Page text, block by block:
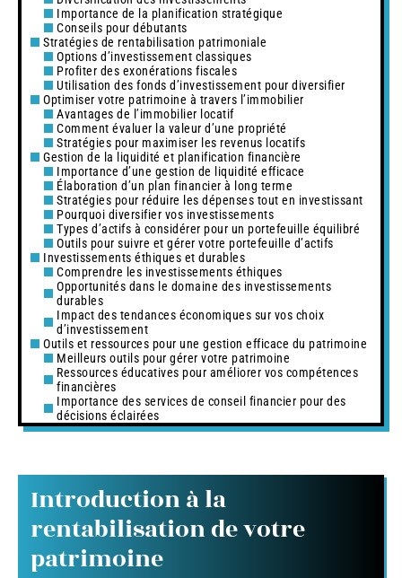
Importance de la planification stratégique
Conseils pour débutants
Stratégies de rentabilisation patrimoniale
Options d’investissement classiques
Profiter des exonérations fiscales
Utilisation des fonds d’investissement pour diversifier
Optimiser votre patrimoine à travers l’immobilier
Avantages de l’immobilier locatif
Comment évaluer la valeur d’une propriété
Stratégies pour maximiser les revenus locatifs
Gestion de la liquidité et planification financière
Importance d’une gestion de liquidité efficace
Élaboration d’un plan financier à long terme
Stratégies pour réduire les dépenses tout en investissant
Pourquoi diversifier vos investissements
Types d’actifs à considérer pour un portefeuille équilibré
Outils pour suivre et gérer votre portefeuille d’actifs
Investissements éthiques et durables
Comprendre les investissements éthiques
Opportunités dans le domaine des investissements
durables
Impact des tendances économiques sur vos choix
d’investissement
Outils et ressources pour une gestion efficace du patrimoine
Meilleurs outils pour gérer votre patrimoine
Ressources éducatives pour améliorer vos compétences
financières
Importance des services de conseil financier pour des
décisions éclairées
Introduction à la
rentabilisation de votre
patrimoine